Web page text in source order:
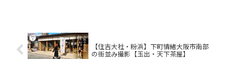
【住吉大社・粉浜】下町情緒大阪市南部
の街並み撮影【玉出・天下茶屋】